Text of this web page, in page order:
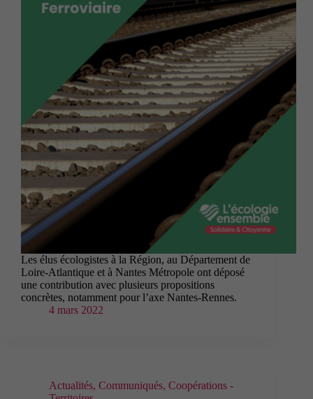
Les élus écologistes à la Région, au Département de
Loire-Atlantique et à Nantes Métropole ont déposé
une contribution avec plusieurs propositions
concrètes, notamment pour l’axe Nantes-Rennes.
4 mars 2022
Actualités, Communiqués, Coopérations -
Cookies
fonctionnels
particulier